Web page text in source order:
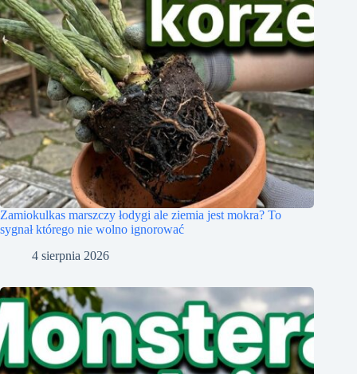
Zamiokulkas marszczy łodygi ale ziemia jest mokra? To
sygnał którego nie wolno ignorować
4 sierpnia 2026